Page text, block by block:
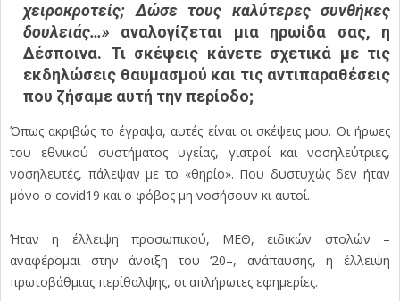
χειροκροτείς; Δώσε τους καλύτερες συνθήκες
δουλειάς…» αναλογίζεται μια ηρωίδα σας, η
Δέσποινα. Τι σκέψεις κάνετε σχετικά με τις
εκδηλώσεις θαυμασμού και τις αντιπαραθέσεις
που ζήσαμε αυτή την περίοδο;
Όπως ακριβώς το έγραψα, αυτές είναι οι σκέψεις μου. Οι ήρωες
του εθνικού συστήματος υγείας, γιατροί και νοσηλεύτριες,
νοσηλευτές, πάλεψαν με το «θηρίο». Που δυστυχώς δεν ήταν
μόνο ο covid19 και ο φόβος μη νοσήσουν κι αυτοί.
Ήταν η έλλειψη προσωπικού, ΜΕΘ, ειδικών στολών –
αναφέρομαι στην άνοιξη του ‘20–, ανάπαυσης, η έλλειψη
πρωτοβάθμιας περίθαλψης, οι απλήρωτες εφημερίες.